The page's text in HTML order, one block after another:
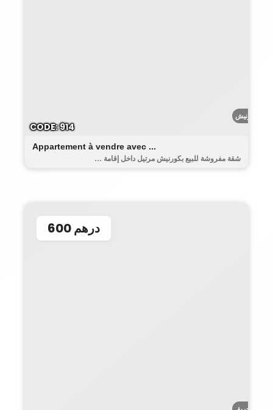
الكورنيش
Appartement à vendre avec ...
شقة مفروشة للبيع بكورنيش مرتيل داخل إقامة ...
CODE: 914
600 درهم